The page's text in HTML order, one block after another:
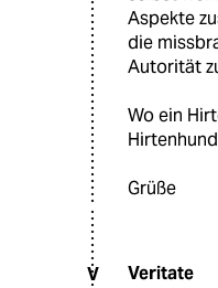
Aspekte
die
Autorität
Wo ein
Grüße
V Veritate